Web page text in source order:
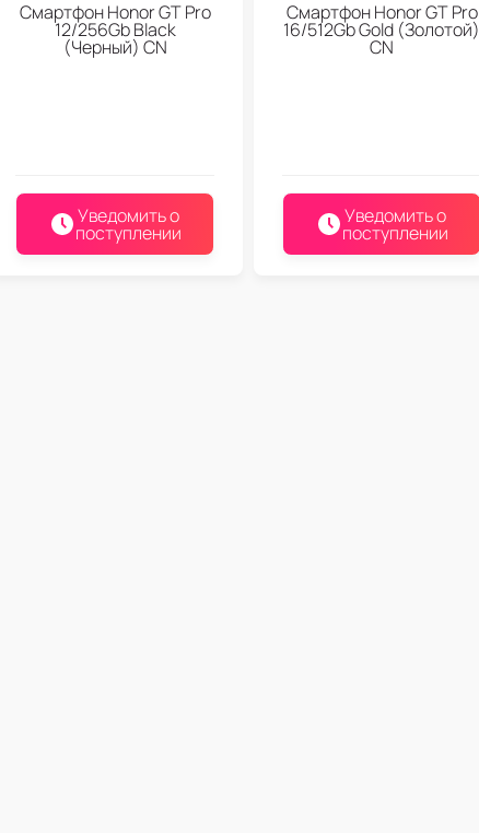
Смартфон Honor GT Pro
12/256Gb Black
(Черный) CN
Уведомить о
поступлении
Смартфон Honor GT Pro
16/512Gb Gold (Золотой)
CN
Уведомить о
поступлении